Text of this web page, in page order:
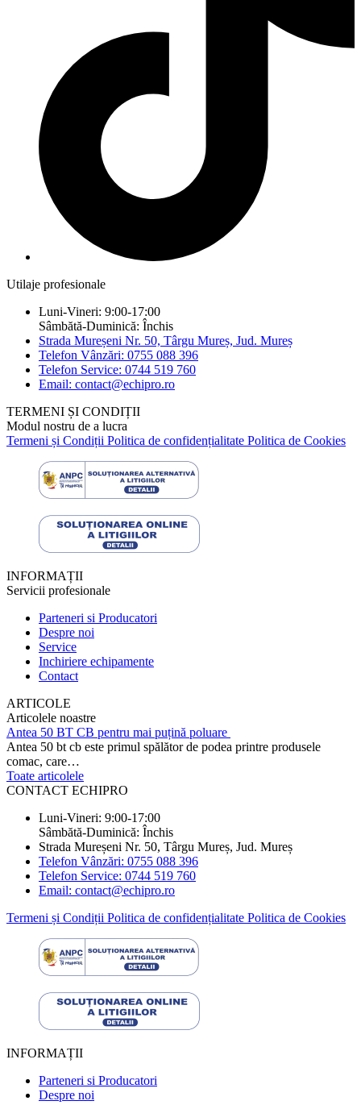
Utilaje profesionale
Luni-Vineri: 9:00-17:00
Sâmbătă-Duminică: Închis
Strada Mureșeni Nr. 50, Târgu Mureș, Jud. Mureș
Telefon Vânzări: 0755 088 396
Telefon Service: 0744 519 760
Email: contact@echipro.ro
TERMENI ȘI CONDIȚII
Modul nostru de a lucra
Termeni și Condiții Politica de confidențialitate Politica de Cookies
INFORMAȚII
Servicii profesionale
Parteneri si Producatori
Despre noi
Service
Inchiriere echipamente
Contact
ARTICOLE
Articolele noastre
Antea 50 BT CB pentru mai puțină poluare
Antea 50 bt cb este primul spălător de podea printre produsele
comac, care…
Toate articolele
CONTACT ECHIPRO
Luni-Vineri: 9:00-17:00
Sâmbătă-Duminică: Închis
Strada Mureșeni Nr. 50, Târgu Mureș, Jud. Mureș
Telefon Vânzări: 0755 088 396
Telefon Service: 0744 519 760
Email: contact@echipro.ro
Termeni și Condiții Politica de confidențialitate Politica de Cookies
INFORMAȚII
Parteneri si Producatori
Despre noi